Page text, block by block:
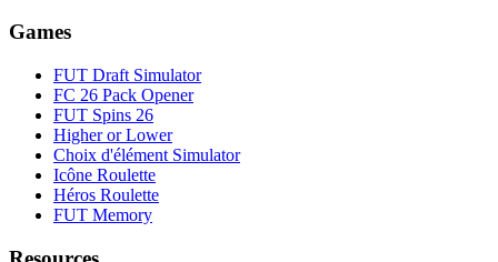
Games
FUT Draft Simulator
FC 26 Pack Opener
FUT Spins 26
Higher or Lower
Choix d'élément Simulator
Icône Roulette
Héros Roulette
FUT Memory